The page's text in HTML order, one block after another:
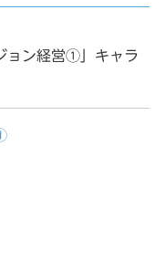
ョン経営①」キャラ